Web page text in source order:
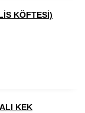
KÖFTESİ)
KEK